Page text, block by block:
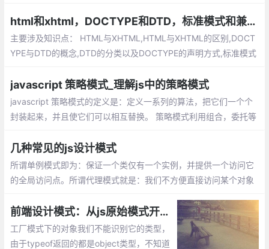
不同于静态类，我们可以延迟单例对象的初
始化，通常这种情况发生在我们需要等待加
载创建单例的依赖。
html和xhtml，DOCTYPE和DTD，标准模式和兼容模式
主要涉及知识点： HTML与XHTML,HTML与XHTML的区别,DOCT
YPE与DTD的概念,DTD的分类以及DOCTYPE的声明方式,标准模式
andard Mode）和兼容模式（Quircks Mode）的区别
javascript 策略模式_理解js中的策略模式
javascript 策略模式的定义是：定义一系列的算法，把它们一个个
封装起来，并且使它们可以相互替换。 策略模式利用组合，委托等
闭原则，使代码更容易理解和扩展， 策略模式中的代码可以复用。
几种常见的js设计模式
所谓单例模式即为：保证一个类仅有一个实例，并提供一个访问它
的全局访问点。所谓代理模式就是：我们不方便直接访问某个对象
我们实际上访问的是代理对象。
前端设计模式：从js原始模式开始，去理解Js工厂模式和构造函数模式
工厂模式下的对象我们不能识别它的类型，
由于typeof返回的都是object类型，不知道